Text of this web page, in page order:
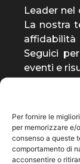
Per fornire le
per memorizzare e/
consenso a queste
comportamento di
acconsentire o
Leader
La nostra
affidabilità
Seguici
eventi e
entra
ti invieremo
attività